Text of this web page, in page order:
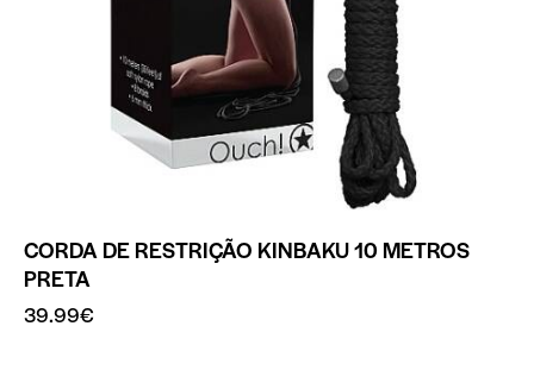
CORDA DE RESTRIÇÃO KINBAKU 10 METROS
PRETA
39.99€